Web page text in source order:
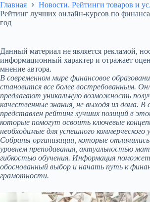
Главная
Новости. Рейтинги товаров и
Рейтинг лучших онлайн-курсов по
год
Данный материал не является рекламой,
информационный характер и отражает
мнение автора.
В современном мире финансовое
становится все более востребованным.
предлагают уникальную возможность
качественные знания, не выходя из дома. В
представлен рейтинг лучших позиций в
которые помогут освоить ключевые
необходимые для успешного коммерческого
Собраны организации, которые
уровнем преподавания, актуальностью
гибкостью обучения. Информация
обоснованный выбор и начать путь к
грамотности.